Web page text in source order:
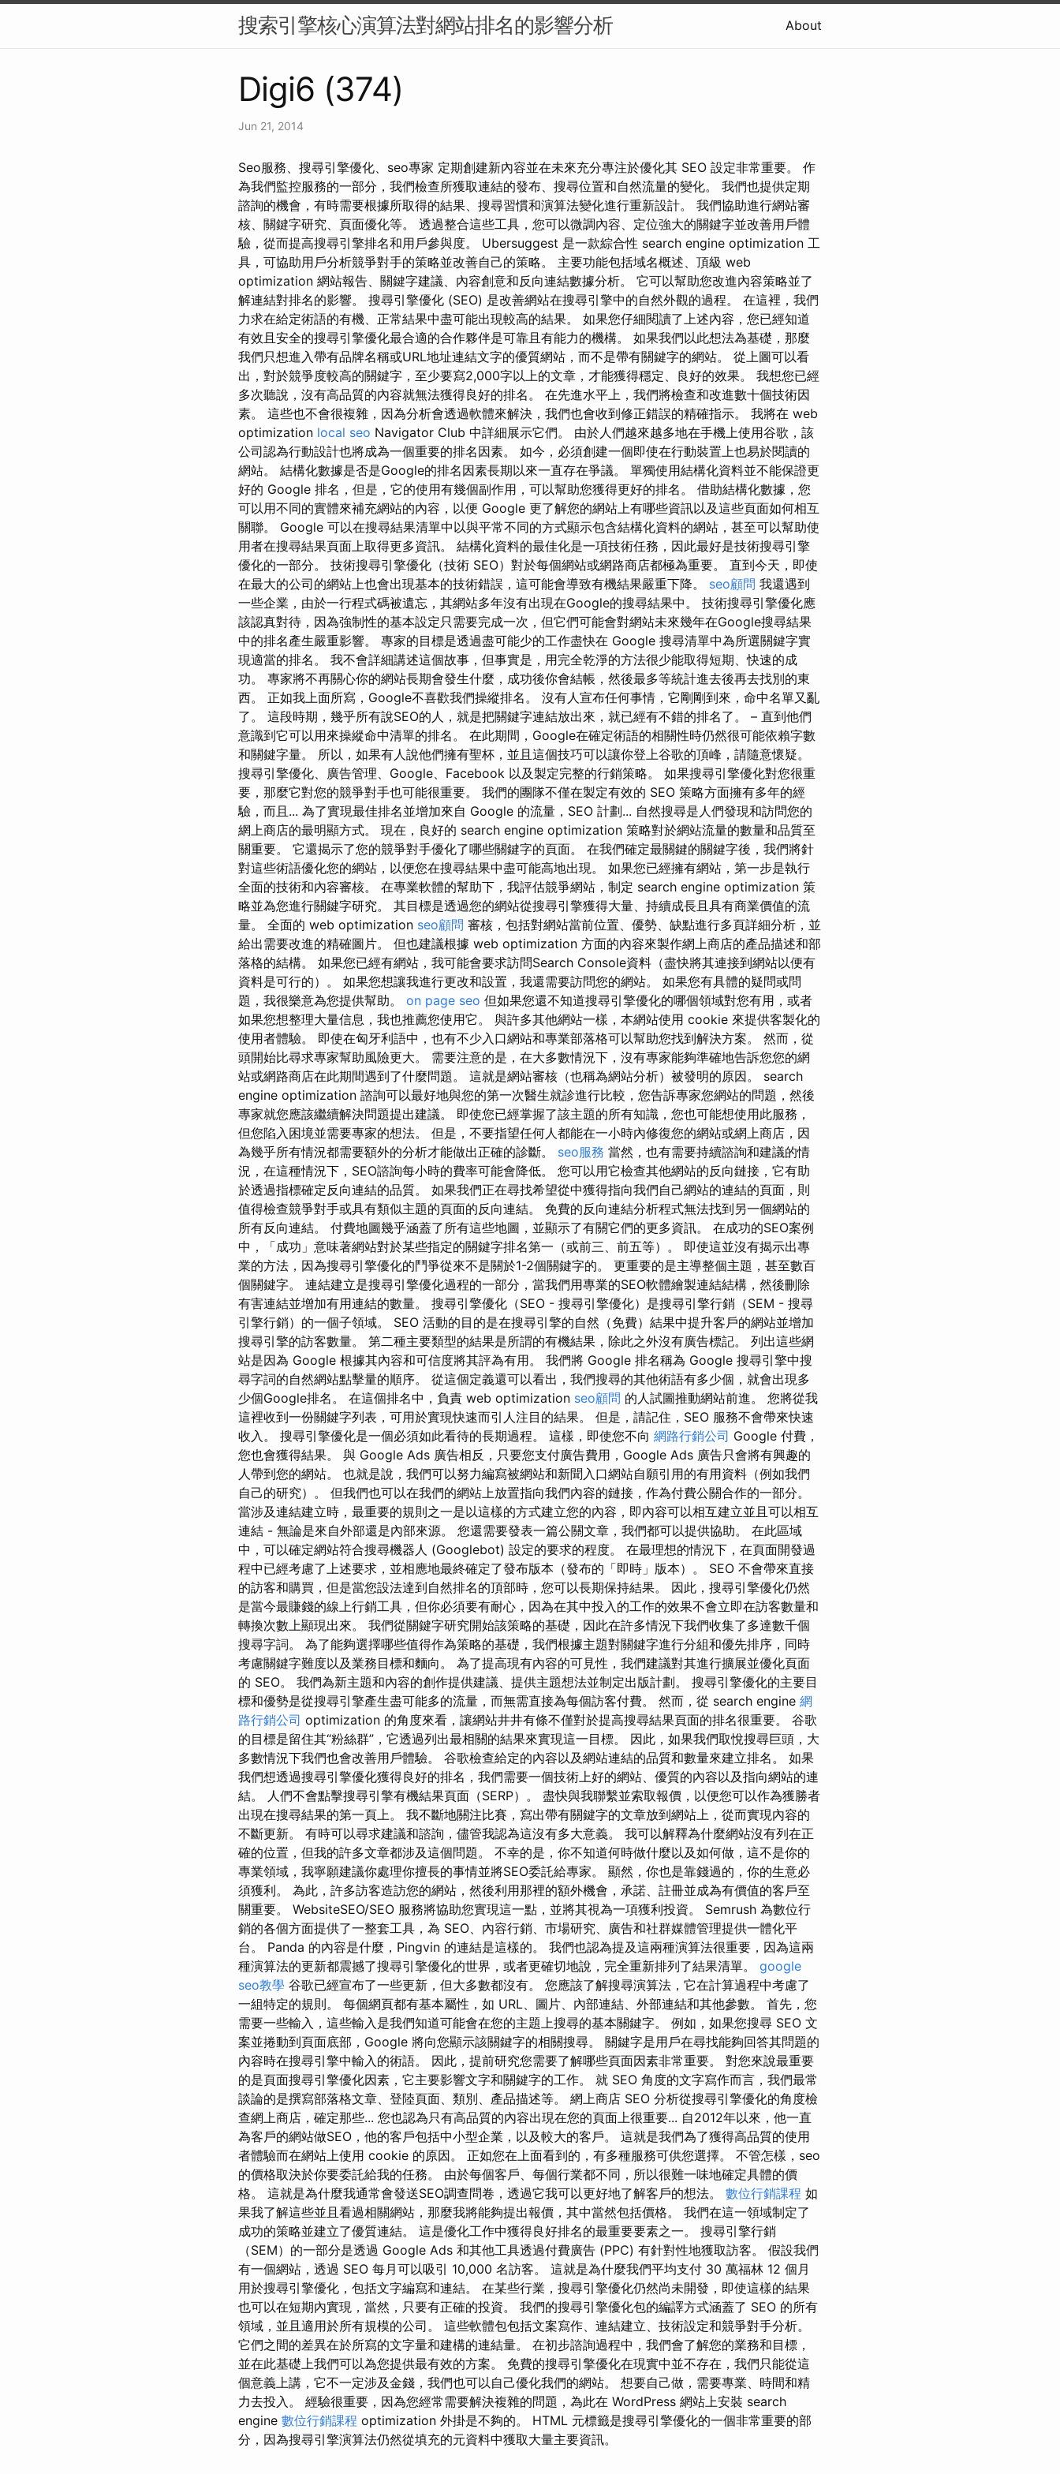
搜索引擎核心演算法對網站排名的影響分析 About
Digi6 (374)
Jun 21, 2014
Seo服務、搜尋引擎優化、seo專家 定期創建新內容並在未來充分專注於優化其 SEO 設定非常重要。 作
為我們監控服務的一部分，我們檢查所獲取連結的發布、搜尋位置和自然流量的變化。 我們也提供定期
諮詢的機會，有時需要根據所取得的結果、搜尋習慣和演算法變化進行重新設計。 我們協助進行網站審
核、關鍵字研究、頁面優化等。 透過整合這些工具，您可以微調內容、定位強大的關鍵字並改善用戶體
驗，從而提高搜尋引擎排名和用戶參與度。 Ubersuggest 是一款綜合性 search engine optimization 工
具，可協助用戶分析競爭對手的策略並改善自己的策略。 主要功能包括域名概述、頂級 web
optimization 網站報告、關鍵字建議、內容創意和反向連結數據分析。 它可以幫助您改進內容策略並了
解連結對排名的影響。 搜尋引擎優化 (SEO) 是改善網站在搜尋引擎中的自然外觀的過程。 在這裡，我們
力求在給定術語的有機、正常結果中盡可能出現較高的結果。 如果您仔細閱讀了上述內容，您已經知道
有效且安全的搜尋引擎優化最合適的合作夥伴是可靠且有能力的機構。 如果我們以此想法為基礎，那麼
我們只想進入帶有品牌名稱或URL地址連結文字的優質網站，而不是帶有關鍵字的網站。 從上圖可以看
出，對於競爭度較高的關鍵字，至少要寫2,000字以上的文章，才能獲得穩定、良好的效果。 我想您已經
多次聽說，沒有高品質的內容就無法獲得良好的排名。 在先進水平上，我們將檢查和改進數十個技術因
素。 這些也不會很複雜，因為分析會透過軟體來解決，我們也會收到修正錯誤的精確指示。 我將在 web
optimization local seo Navigator Club 中詳細展示它們。 由於人們越來越多地在手機上使用谷歌，該
公司認為行動設計也將成為一個重要的排名因素。 如今，必須創建一個即使在行動裝置上也易於閱讀的
網站。 結構化數據是否是Google的排名因素長期以來一直存在爭議。 單獨使用結構化資料並不能保證更
好的 Google 排名，但是，它的使用有幾個副作用，可以幫助您獲得更好的排名。 借助結構化數據，您
可以用不同的實體來補充網站的內容，以便 Google 更了解您的網站上有哪些資訊以及這些頁面如何相互
關聯。 Google 可以在搜尋結果清單中以與平常不同的方式顯示包含結構化資料的網站，甚至可以幫助使
用者在搜尋結果頁面上取得更多資訊。 結構化資料的最佳化是一項技術任務，因此最好是技術搜尋引擎
優化的一部分。 技術搜尋引擎優化（技術 SEO）對於每個網站或網路商店都極為重要。 直到今天，即使
在最大的公司的網站上也會出現基本的技術錯誤，這可能會導致有機結果嚴重下降。 seo顧問 我還遇到
一些企業，由於一行程式碼被遺忘，其網站多年沒有出現在Google的搜尋結果中。 技術搜尋引擎優化應
該認真對待，因為強制性的基本設定只需要完成一次，但它們可能會對網站未來幾年在Google搜尋結果
中的排名產生嚴重影響。 專家的目標是透過盡可能少的工作盡快在 Google 搜尋清單中為所選關鍵字實
現適當的排名。 我不會詳細講述這個故事，但事實是，用完全乾淨的方法很少能取得短期、快速的成
功。 專家將不再關心你的網站長期會發生什麼，成功後你會結帳，然後最多等統計進去後再去找別的東
西。 正如我上面所寫，Google不喜歡我們操縱排名。 沒有人宣布任何事情，它剛剛到來，命中名單又亂
了。 這段時期，幾乎所有說SEO的人，就是把關鍵字連結放出來，就已經有不錯的排名了。 – 直到他們
意識到它可以用來操縱命中清單的排名。 在此期間，Google在確定術語的相關性時仍然很可能依賴字數
和關鍵字量。 所以，如果有人說他們擁有聖杯，並且這個技巧可以讓你登上谷歌的頂峰，請隨意懷疑。
搜尋引擎優化、廣告管理、Google、Facebook 以及製定完整的行銷策略。 如果搜尋引擎優化對您很重
要，那麼它對您的競爭對手也可能很重要。 我們的團隊不僅在製定有效的 SEO 策略方面擁有多年的經
驗，而且... 為了實現最佳排名並增加來自 Google 的流量，SEO 計劃... 自然搜尋是人們發現和訪問您的
網上商店的最明顯方式。 現在，良好的 search engine optimization 策略對於網站流量的數量和品質至
關重要。 它還揭示了您的競爭對手優化了哪些關鍵字的頁面。 在我們確定最關鍵的關鍵字後，我們將針
對這些術語優化您的網站，以便您在搜尋結果中盡可能高地出現。 如果您已經擁有網站，第一步是執行
全面的技術和內容審核。 在專業軟體的幫助下，我評估競爭網站，制定 search engine optimization 策
略並為您進行關鍵字研究。 其目標是透過您的網站從搜尋引擎獲得大量、持續成長且具有商業價值的流
量。 全面的 web optimization seo顧問 審核，包括對網站當前位置、優勢、缺點進行多頁詳細分析，並
給出需要改進的精確圖片。 但也建議根據 web optimization 方面的內容來製作網上商店的產品描述和部
落格的結構。 如果您已經有網站，我可能會要求訪問Search Console資料（盡快將其連接到網站以便有
資料是可行的）。 如果您想讓我進行更改和設置，我還需要訪問您的網站。 如果您有具體的疑問或問
題，我很樂意為您提供幫助。 on page seo 但如果您還不知道搜尋引擎優化的哪個領域對您有用，或者
如果您想整理大量信息，我也推薦您使用它。 與許多其他網站一樣，本網站使用 cookie 來提供客製化的
使用者體驗。 即使在匈牙利語中，也有不少入口網站和專業部落格可以幫助您找到解決方案。 然而，從
頭開始比尋求專家幫助風險更大。 需要注意的是，在大多數情況下，沒有專家能夠準確地告訴您您的網
站或網路商店在此期間遇到了什麼問題。 這就是網站審核（也稱為網站分析）被發明的原因。 search
engine optimization 諮詢可以最好地與您的第一次醫生就診進行比較，您告訴專家您網站的問題，然後
專家就您應該繼續解決問題提出建議。 即使您已經掌握了該主題的所有知識，您也可能想使用此服務，
但您陷入困境並需要專家的想法。 但是，不要指望任何人都能在一小時內修復您的網站或網上商店，因
為幾乎所有情況都需要額外的分析才能做出正確的診斷。 seo服務 當然，也有需要持續諮詢和建議的情
況，在這種情況下，SEO諮詢每小時的費率可能會降低。 您可以用它檢查其他網站的反向鏈接，它有助
於透過指標確定反向連結的品質。 如果我們正在尋找希望從中獲得指向我們自己網站的連結的頁面，則
值得檢查競爭對手或具有類似主題的頁面的反向連結。 免費的反向連結分析程式無法找到另一個網站的
所有反向連結。 付費地圖幾乎涵蓋了所有這些地圖，並顯示了有關它們的更多資訊。 在成功的SEO案例
中，「成功」意味著網站對於某些指定的關鍵字排名第一（或前三、前五等）。 即使這並沒有揭示出專
業的方法，因為搜尋引擎優化的鬥爭從來不是關於1-2個關鍵字的。 更重要的是主導整個主題，甚至數百
個關鍵字。 連結建立是搜尋引擎優化過程的一部分，當我們用專業的SEO軟體繪製連結結構，然後刪除
有害連結並增加有用連結的數量。 搜尋引擎優化（SEO - 搜尋引擎優化）是搜尋引擎行銷（SEM - 搜尋
引擎行銷）的一個子領域。 SEO 活動的目的是在搜尋引擎的自然（免費）結果中提升客戶的網站並增加
搜尋引擎的訪客數量。 第二種主要類型的結果是所謂的有機結果，除此之外沒有廣告標記。 列出這些網
站是因為 Google 根據其內容和可信度將其評為有用。 我們將 Google 排名稱為 Google 搜尋引擎中搜
尋字詞的自然網站點擊量的順序。 從這個定義還可以看出，我們搜尋的其他術語有多少個，就會出現多
少個Google排名。 在這個排名中，負責 web optimization seo顧問 的人試圖推動網站前進。 您將從我
這裡收到一份關鍵字列表，可用於實現快速而引人注目的結果。 但是，請記住，SEO 服務不會帶來快速
收入。 搜尋引擎優化是一個必須如此看待的長期過程。 這樣，即使您不向 網路行銷公司 Google 付費，
您也會獲得結果。 與 Google Ads 廣告相反，只要您支付廣告費用，Google Ads 廣告只會將有興趣的
人帶到您的網站。 也就是說，我們可以努力編寫被網站和新聞入口網站自願引用的有用資料（例如我們
自己的研究）。 但我們也可以在我們的網站上放置指向我們內容的鏈接，作為付費公關合作的一部分。
當涉及連結建立時，最重要的規則之一是以這樣的方式建立您的內容，即內容可以相互建立並且可以相互
連結 - 無論是來自外部還是內部來源。 您還需要發表一篇公關文章，我們都可以提供協助。 在此區域
中，可以確定網站符合搜尋機器人 (Googlebot) 設定的要求的程度。 在最理想的情況下，在頁面開發過
程中已經考慮了上述要求，並相應地最終確定了發布版本（發布的「即時」版本）。 SEO 不會帶來直接
的訪客和購買，但是當您設法達到自然排名的頂部時，您可以長期保持結果。 因此，搜尋引擎優化仍然
是當今最賺錢的線上行銷工具，但你必須要有耐心，因為在其中投入的工作的效果不會立即在訪客數量和
轉換次數上顯現出來。 我們從關鍵字研究開始該策略的基礎，因此在許多情況下我們收集了多達數千個
搜尋字詞。 為了能夠選擇哪些值得作為策略的基礎，我們根據主題對關鍵字進行分組和優先排序，同時
考慮關鍵字難度以及業務目標和麵向。 為了提高現有內容的可見性，我們建議對其進行擴展並優化頁面
的 SEO。 我們為新主題和內容的創作提供建議、提供主題想法並制定出版計劃。 搜尋引擎優化的主要目
標和優勢是從搜尋引擎產生盡可能多的流量，而無需直接為每個訪客付費。 然而，從 search engine 網
路行銷公司 optimization 的角度來看，讓網站井井有條不僅對於提高搜尋結果頁面的排名很重要。 谷歌
的目標是留住其“粉絲群”，它透過列出最相關的結果來實現這一目標。 因此，如果我們取悅搜尋巨頭，大
多數情況下我們也會改善用戶體驗。 谷歌檢查給定的內容以及網站連結的品質和數量來建立排名。 如果
我們想透過搜尋引擎優化獲得良好的排名，我們需要一個技術上好的網站、優質的內容以及指向網站的連
結。 人們不會點擊搜尋引擎有機結果頁面（SERP）。 盡快與我聯繫並索取報價，以便您可以作為獲勝者
出現在搜尋結果的第一頁上。 我不斷地關注比賽，寫出帶有關鍵字的文章放到網站上，從而實現內容的
不斷更新。 有時可以尋求建議和諮詢，儘管我認為這沒有多大意義。 我可以解釋為什麼網站沒有列在正
確的位置，但我的許多文章都涉及這個問題。 不幸的是，你不知道何時做什麼以及如何做，這不是你的
專業領域，我寧願建議你處理你擅長的事情並將SEO委託給專家。 顯然，你也是靠錢過的，你的生意必
須獲利。 為此，許多訪客造訪您的網站，然後利用那裡的額外機會，承諾、註冊並成為有價值的客戶至
關重要。 WebsiteSEO/SEO 服務將協助您實現這一點，並將其視為一項獲利投資。 Semrush 為數位行
銷的各個方面提供了一整套工具，為 SEO、內容行銷、市場研究、廣告和社群媒體管理提供一體化平
台。 Panda 的內容是什麼，Pingvin 的連結是這樣的。 我們也認為提及這兩種演算法很重要，因為這兩
種演算法的更新都震撼了搜尋引擎優化的世界，或者更確切地說，完全重新排列了結果清單。 google
seo教學 谷歌已經宣布了一些更新，但大多數都沒有。 您應該了解搜尋演算法，它在計算過程中考慮了
一組特定的規則。 每個網頁都有基本屬性，如 URL、圖片、內部連結、外部連結和其他參數。 首先，您
需要一些輸入，這些輸入是我們知道可能會在您的主題上搜尋的基本關鍵字。 例如，如果您搜尋 SEO 文
案並捲動到頁面底部，Google 將向您顯示該關鍵字的相關搜尋。 關鍵字是用戶在尋找能夠回答其問題的
內容時在搜尋引擎中輸入的術語。 因此，提前研究您需要了解哪些頁面因素非常重要。 對您來說最重要
的是頁面搜尋引擎優化因素，它主要影響文字和關鍵字的工作。 就 SEO 角度的文字寫作而言，我們最常
談論的是撰寫部落格文章、登陸頁面、類別、產品描述等。 網上商店 SEO 分析從搜尋引擎優化的角度檢
查網上商店，確定那些... 您也認為只有高品質的內容出現在您的頁面上很重要... 自2012年以來，他一直
為客戶的網站做SEO，他的客戶包括中小型企業，以及較大的客戶。 這就是我們為了獲得高品質的使用
者體驗而在網站上使用 cookie 的原因。 正如您在上面看到的，有多種服務可供您選擇。 不管怎樣，seo
的價格取決於你要委託給我的任務。 由於每個客戶、每個行業都不同，所以很難一味地確定具體的價
格。 這就是為什麼我通常會發送SEO調查問卷，透過它我可以更好地了解客戶的想法。 數位行銷課程 如
果我了解這些並且看過相關網站，那麼我將能夠提出報價，其中當然包括價格。 我們在這一領域制定了
成功的策略並建立了優質連結。 這是優化工作中獲得良好排名的最重要要素之一。 搜尋引擎行銷
（SEM）的一部分是透過 Google Ads 和其他工具透過付費廣告 (PPC) 有針對性地獲取訪客。 假設我們
有一個網站，透過 SEO 每月可以吸引 10,000 名訪客。 這就是為什麼我們平均支付 30 萬福林 12 個月
用於搜尋引擎優化，包括文字編寫和連結。 在某些行業，搜尋引擎優化仍然尚未開發，即使這樣的結果
也可以在短期內實現，當然，只要有正確的投資。 我們的搜尋引擎優化包的編譯方式涵蓋了 SEO 的所有
領域，並且適用於所有規模的公司。 這些軟體包包括文案寫作、連結建立、技術設定和競爭對手分析。
它們之間的差異在於所寫的文字量和建構的連結量。 在初步諮詢過程中，我們會了解您的業務和目標，
並在此基礎上我們可以為您提供最有效的方案。 免費的搜尋引擎優化在現實中並不存在，我們只能從這
個意義上講，它不一定涉及金錢，我們也可以自己優化我們的網站。 想要自己做，需要專業、時間和精
力去投入。 經驗很重要，因為您經常需要解決複雜的問題，為此在 WordPress 網站上安裝 search
engine 數位行銷課程 optimization 外掛是不夠的。 HTML 元標籤是搜尋引擎優化的一個非常重要的部
分，因為搜尋引擎演算法仍然從填充的元資料中獲取大量主要資訊。